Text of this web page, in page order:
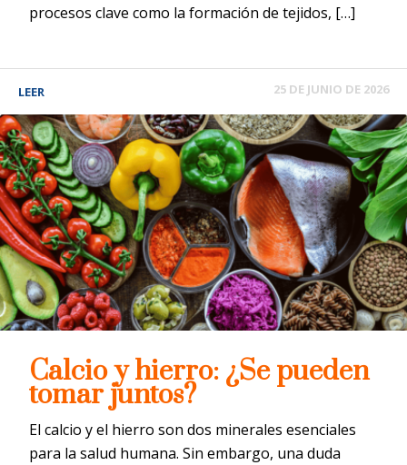
procesos clave como la formación de tejidos, […]
LEER 25 DE JUNIO DE 2026
Calcio y hierro: ¿Se pueden
tomar juntos?
El calcio y el hierro son dos minerales esenciales
para la salud humana. Sin embargo, una duda